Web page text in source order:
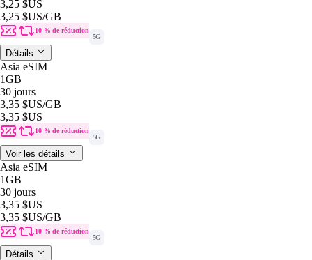
3,25 $US
3,25 $US/GB
10 % de réduction
5G
Détails
Asia eSIM
1GB
30 jours
3,35 $US/GB
3,35 $US
10 % de réduction
5G
Voir les détails
Asia eSIM
1GB
30 jours
3,35 $US
3,35 $US/GB
10 % de réduction
5G
Détails